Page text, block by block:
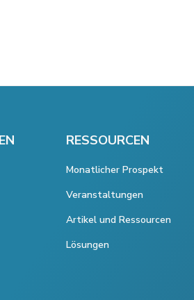
RESSOURCEN
Monatlicher Prospekt
Veranstaltungen
Artikel und Ressourcen
Lösungen